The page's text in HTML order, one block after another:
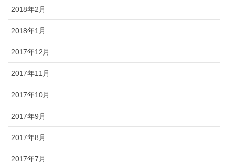
2018年2月
2018年1月
2017年12月
2017年11月
2017年10月
2017年9月
2017年8月
2017年7月